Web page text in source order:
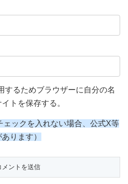
するためブラウザーに自分の名
トを保存する。
ェックを入れない場合、公式X等
ります）